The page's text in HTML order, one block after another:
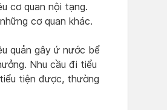
cơ quan nội tạng.
cơ quan khác.
quản gây ứ nước bể
Nhu cầu đi tiểu
tiện được, thường